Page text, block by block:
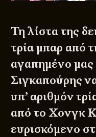
Τη λίστα της
τρία μπαρ από
αγαπημένο
Σιγκαπούρης
υπ’ αριθμόν
από το Χονγκ
ευρισκόμενο